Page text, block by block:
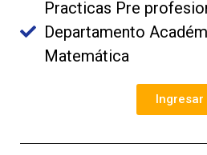
Practicas Pre
Departamento
Matemática
Ingresar